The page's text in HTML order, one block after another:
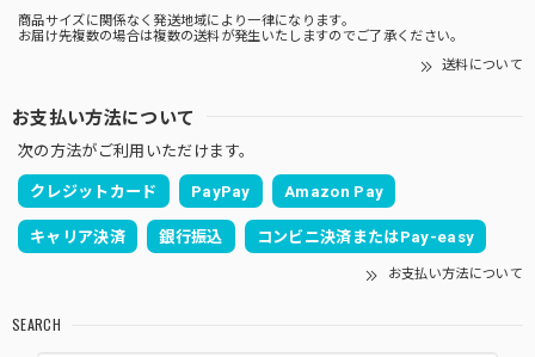
商品サイズに関係なく発送地域により一律になります。
お届け先複数の場合は複数の送料が発生いたしますのでご了承ください。
送料について
お支払い方法について
次の方法がご利用いただけます。
クレジットカード PayPay Amazon Pay
キャリア決済 銀行振込 コンビニ決済またはPay-easy
お支払い方法について
SEARCH